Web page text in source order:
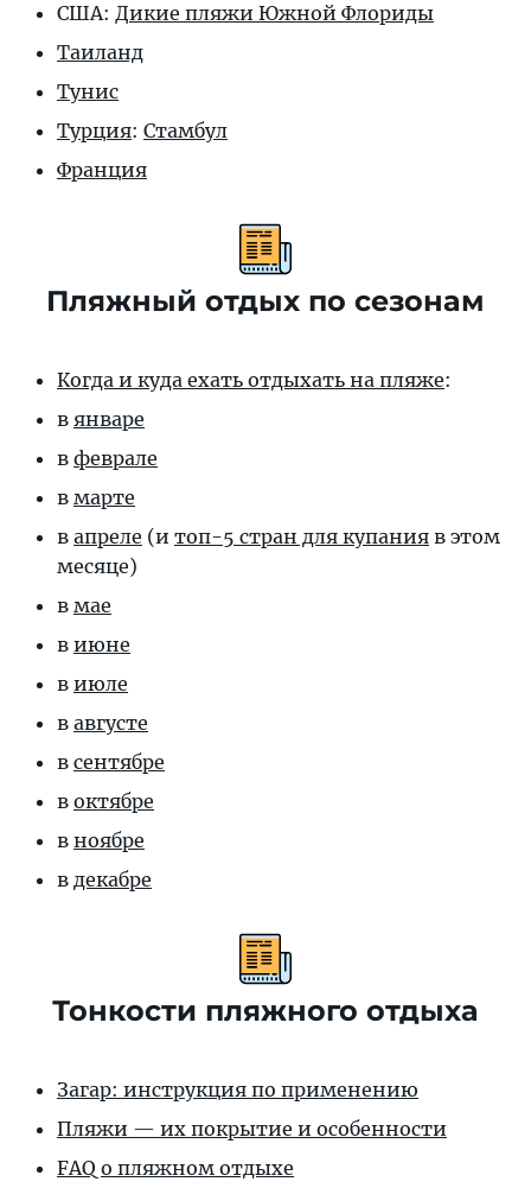
США: Дикие пляжи Южной Флориды
Таиланд
Тунис
Турция: Стамбул
Франция
Пляжный отдых по сезонам
Когда и куда ехать отдыхать на пляже:
в январе
в феврале
в марте
в апреле (и топ-5 стран для купания в этом
месяце)
в мае
в июне
в июле
в августе
в сентябре
в октябре
в ноябре
в декабре
Тонкости пляжного отдыха
Загар: инструкция по применению
Пляжи — их покрытие и особенности
FAQ о пляжном отдыхе